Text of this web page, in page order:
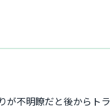
が不明瞭だと後からトラ